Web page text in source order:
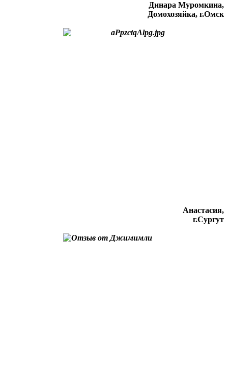
Динара Муромкина,
Домохозяйка, г.Омск
Анастасия,
г.Сургут